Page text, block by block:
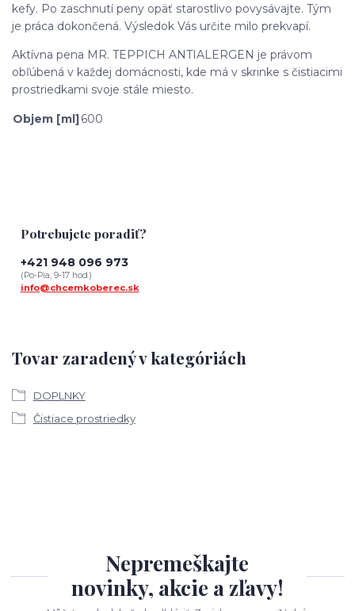
kefy. Po zaschnutí peny opäť starostlivo povysávajte. Tým
je práca dokončená. Výsledok Vás určite milo prekvapí.
Aktívna pena MR. TEPPICH ANTIALERGEN je právom
obľúbená v každej domácnosti, kde má v skrinke s čistiacimi
prostriedkami svoje stále miesto.
Objem [ml]600
Tovar zaradený v kategóriách
DOPLNKY
Čistiace prostriedky
Potrebujete poradiť?
+421 948 096 973
(Po-Pia, 9-17 hod.)
info@chcemkoberec.sk
Nepremeškajte
novinky, akcie a zľavy!